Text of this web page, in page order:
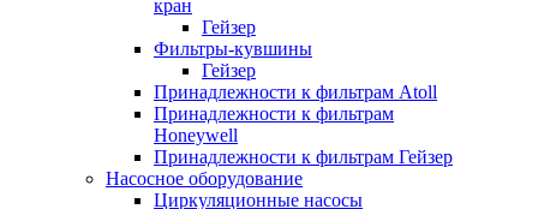
кран
Гейзер
Фильтры-кувшины
Гейзер
Принадлежности к фильтрам Atoll
Принадлежности к фильтрам
Honeywell
Принадлежности к фильтрам Гейзер
Насосное оборудование
Циркуляционные насосы